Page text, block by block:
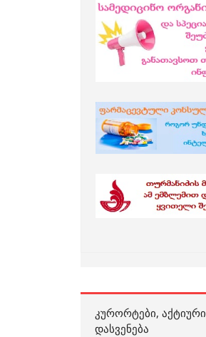
ᲙᲣᲠᲝᲠᲢᲔᲑᲘ, ᲐᲥᲢᲘᲣᲠᲘ
ᲓᲐᲡᲕᲔᲜᲔᲑᲐ